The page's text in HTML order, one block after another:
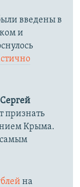
введены в
и
Сергей
признать
Крыма.
самым
на